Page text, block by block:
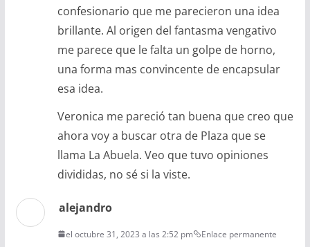
confesionario que me parecieron una idea
brillante. Al origen del fantasma vengativo
me parece que le falta un golpe de horno,
una forma mas convincente de encapsular
esa idea.
Veronica me pareció tan buena que creo que
ahora voy a buscar otra de Plaza que se
llama La Abuela. Veo que tuvo opiniones
divididas, no sé si la viste.
alejandro
el octubre 31, 2023 a las 2:52 pm Enlace permanente